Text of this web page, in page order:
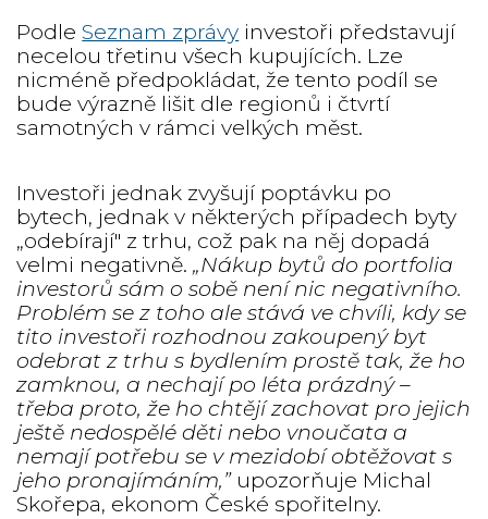
PodleSeznam zprávy investoři představují
necelou třetinu všech kupujících. Lze
nicméně předpokládat, že tento podíl se
bude výrazně lišit dle regionů i čtvrtí
samotných v rámci velkých měst.
Investoři jednak zvyšují poptávku po
bytech, jednak v některých případech byty
„odebírají″ z trhu, což pak na něj dopadá
velmi negativně.„Nákup bytů do portfolia
investorů sám o sobě není nic negativního.
Problém se z toho ale stává ve chvíli, kdy se
tito investoři rozhodnou zakoupený byt
odebrat z trhu s bydlením prostě tak, že ho
zamknou, a nechají po léta prázdný –
třeba proto, že ho chtějí zachovat pro jejich
ještě nedospělé děti nebo vnoučata a
nemají potřebu se v mezidobí obtěžovat s
jeho pronajímáním,”upozorňuje Michal
Skořepa, ekonom České spořitelny.